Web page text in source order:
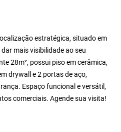
estratégica, situado em
mais visibilidade ao seu
28m², possui piso em cerâmica,
drywall e 2 portas de aço,
Espaço funcional e versátil,
comerciais. Agende sua visita!